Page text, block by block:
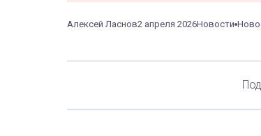
Алексей Ласнов2 апреля 2026Новости